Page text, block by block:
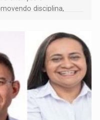
disciplina,